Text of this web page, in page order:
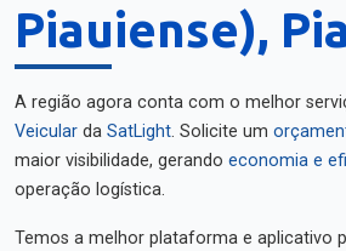
Piauiense),
A região agora conta com o melhor
Veicular da SatLight. Solicite um
maior visibilidade, gerando economia e
operação logística.
Temos a melhor plataforma e aplicativo